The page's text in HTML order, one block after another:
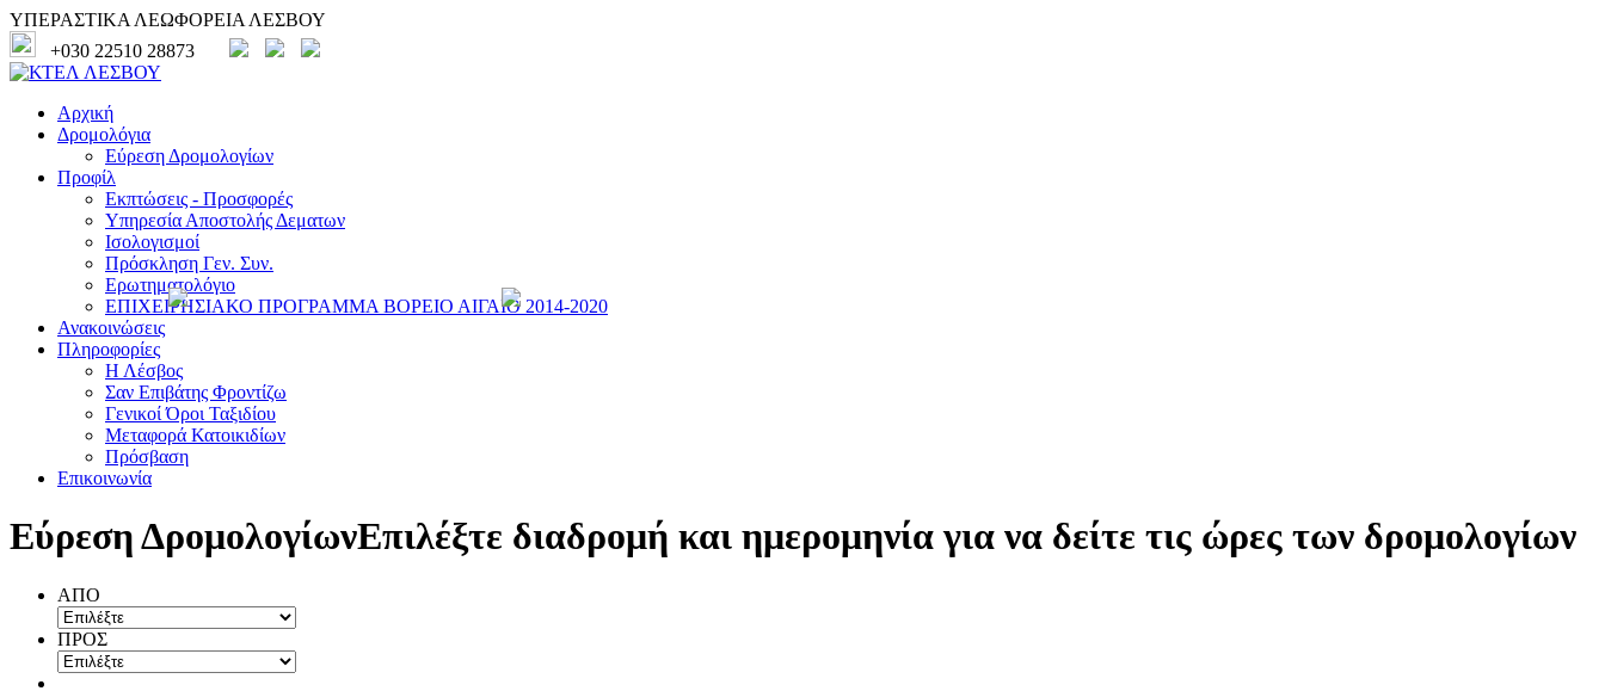
ΥΠΕΡΑΣΤΙΚΑ ΛΕΩΦΟΡΕΙΑ ΛΕΣΒΟΥ
+030 22510 28873
Αρχική
Δρομολόγια
Εύρεση Δρομολογίων
Προφίλ
Εκπτώσεις - Προσφορές
Υπηρεσία Αποστολής Δεματων
Ισολογισμοί
Πρόσκληση Γεν. Συν.
Ερωτηματολόγιο
ΕΠΙΧΕΙΡΗΣΙΑΚΟ ΠΡΟΓΡΑΜΜΑ ΒΟΡΕΙΟ ΑΙΓΑΙΟ 2014-2020
Ανακοινώσεις
Πληροφορίες
Η Λέσβος
Σαν Επιβάτης Φροντίζω
Γενικοί Όροι Ταξιδίου
Μεταφορά Κατοικιδίων
Πρόσβαση
Επικοινωνία
Εύρεση ΔρομολογίωνΕπιλέξτε διαδρομή και ημερομηνία για να δείτε τις ώρες των δρομολογίων
ΑΠΟ
ΠΡΟΣ